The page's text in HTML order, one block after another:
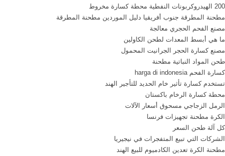
200 الهيدروكربونات النفطية محطة كسارة مخروط
مطحنة المطرقة جنوب أفريقيا دليل الموردين مطحنة المطرقة
مصنع الفحم الحجري معالجة
ما هي أبسط المعدات لطحن الكاولين
مصنع كسارة الحجر الجرانيت المحمول
طحن المواد النباتية مطحنة
كسارة الفحم harga di indonesia
تستخدم كسارة تأثير خام الحديد للتأجير الهند
محطة كسارة الرخام باكستان
الرمل الزجاجي مسحوق أسعار الآلات
الكرة مطحنة تجهيزات فرنسا
كل آلة طحن السعر
الشركات التي تبيع المتفجرات في نيجيريا
مطحنة الكرة تعدين الكادميوم للبيع الهند